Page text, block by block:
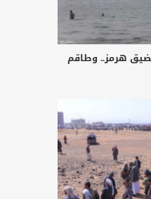
هرمز.. وطاقم